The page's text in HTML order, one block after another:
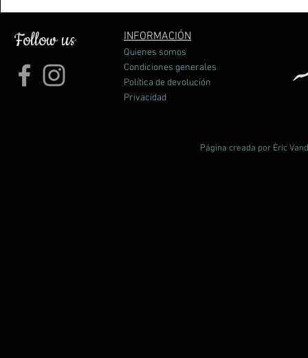
Follow us INFORMACIÓN
Quienes somos
Condiciones generales
Política de devolución
Privacidad
Página creada por Èric